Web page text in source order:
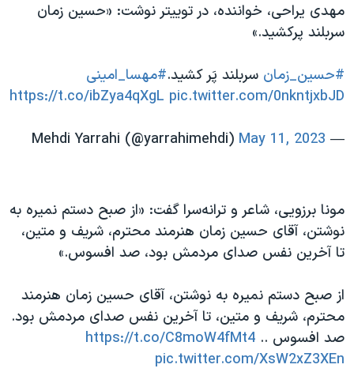
مهدی یراحی، خواننده، در توییتر نوشت: «حسین زمان
سربلند پرکشید.»
#حسین_زمان سربلند پَر کشید.#مهسا_امینی
https://t.co/ibZya4qXgL pic.twitter.com/0nkntjxbJD
— Mehdi Yarrahi (@yarrahimehdi)
May 11, 2023
مونا برزویی، شاعر و ترانه‌سرا گفت: «از صبح دستم نمیره به
نوشتن، آقای حسین زمان هنرمند محترم، شریف و متین،
تا آخرین نفس صدای مردمش بود، صد افسوس.»
از صبح دستم نمیره به نوشتن، آقای حسین زمان هنرمند
محترم، شریف و متین، تا آخرین نفس صدای مردمش بود.
صد افسوس .. https://t.co/C8moW4fMt4
pic.twitter.com/XsW2xZ3XEn